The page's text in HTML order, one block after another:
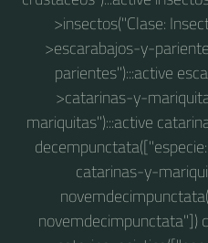
>insectos("Clase:
>escarabajos-y-
parientes"):::active
>catarinas-y-
mariquitas"):::active
catarinas-y-